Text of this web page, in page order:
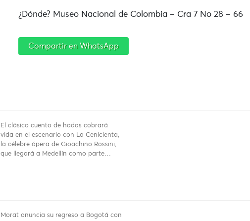
¿Dónde? Museo Nacional de Colombia – Cra 7 No 28 – 66
Compartir en WhatsApp
El clásico cuento de hadas cobrará
vida en el escenario con La Cenicienta,
la célebre ópera de Gioachino Rossini,
que llegará a Medellín como parte…
Morat anuncia su regreso a Bogotá con